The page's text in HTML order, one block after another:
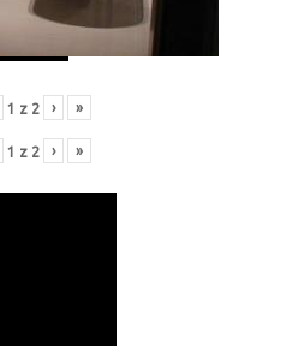
1 z 2 › »
1 z 2 › »